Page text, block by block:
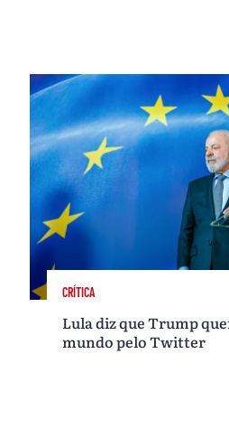
CRÍTICA
Lula diz que Trump
mundo pelo Twitter